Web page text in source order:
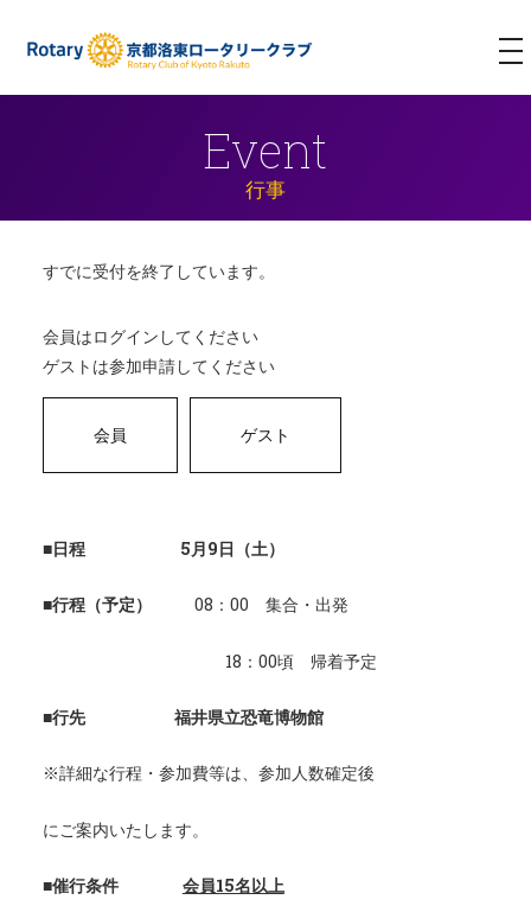
Event
行事
すでに受付を終了しています。
会員はログインしてください
ゲストは参加申請してください
■日程 5月9日（土）
■行程（予定） 08：00 集合・出発
18：00頃 帰着予定
■行先 福井県立恐竜博物館
※詳細な行程・参加費等は、参加人数確定後
にご案内いたします。
■催行条件 会員15名以上